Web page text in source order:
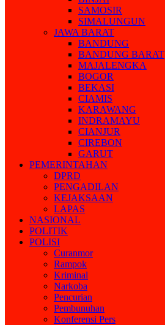
SAMOSIR
SIMALUNGUN
JAWA BARAT
BANDUNG
BANDUNG BARAT
MAJALENGKA
BOGOR
BEKASI
CIAMIS
KARAWANG
INDRAMAYU
CIANJUR
CIREBON
GARUT
PEMERINTAHAN
DPRD
PENGADILAN
KEJAKSAAN
LAPAS
NASIONAL
POLITIK
POLISI
Curanmor
Rampok
Kriminal
Narkoba
Pencurian
Pembunuhan
Konferensi Pers